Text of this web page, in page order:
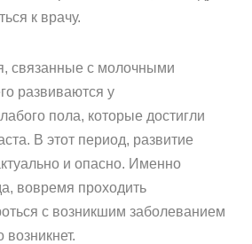
к врачу.
связанные с молочными
развиваются у
пола, которые достигли
В этот период, развитие
и опасно. Именно
вовремя проходить
с возникшим заболеванием
возникнет.